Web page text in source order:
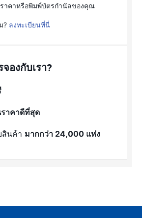
ราคาหรือพิมพ์บัตรกำนัลของคุณ
? ลงทะเบียนที่นี่
องกับเรา?
าคาดีที่สุด
สินค้า มากกว่า 24,000 แห่ง